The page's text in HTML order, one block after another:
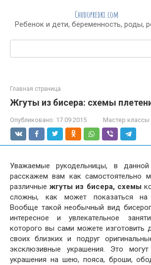
контенту
Chudopredki.com
Ребенок и дети, беременность, роды,
Поиск:
Главная страница
Жгуты из бисера: схемы
Опубликовано: 17.09.2015 Мастер классы
Уважаемые рукодельницы, в
расскажем вам как самостоятельно
различныежгуты из бисера, схемы
сложны, как может показаться на
Вообще такой необычный вид
интересное и увлекательное
которого вы сами можете изготовить
своих близких и подруг
эксклюзивные украшения. Это
украшения на шею, пояса, броши,